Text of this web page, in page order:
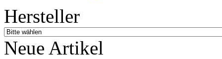
Hersteller
Neue Artikel